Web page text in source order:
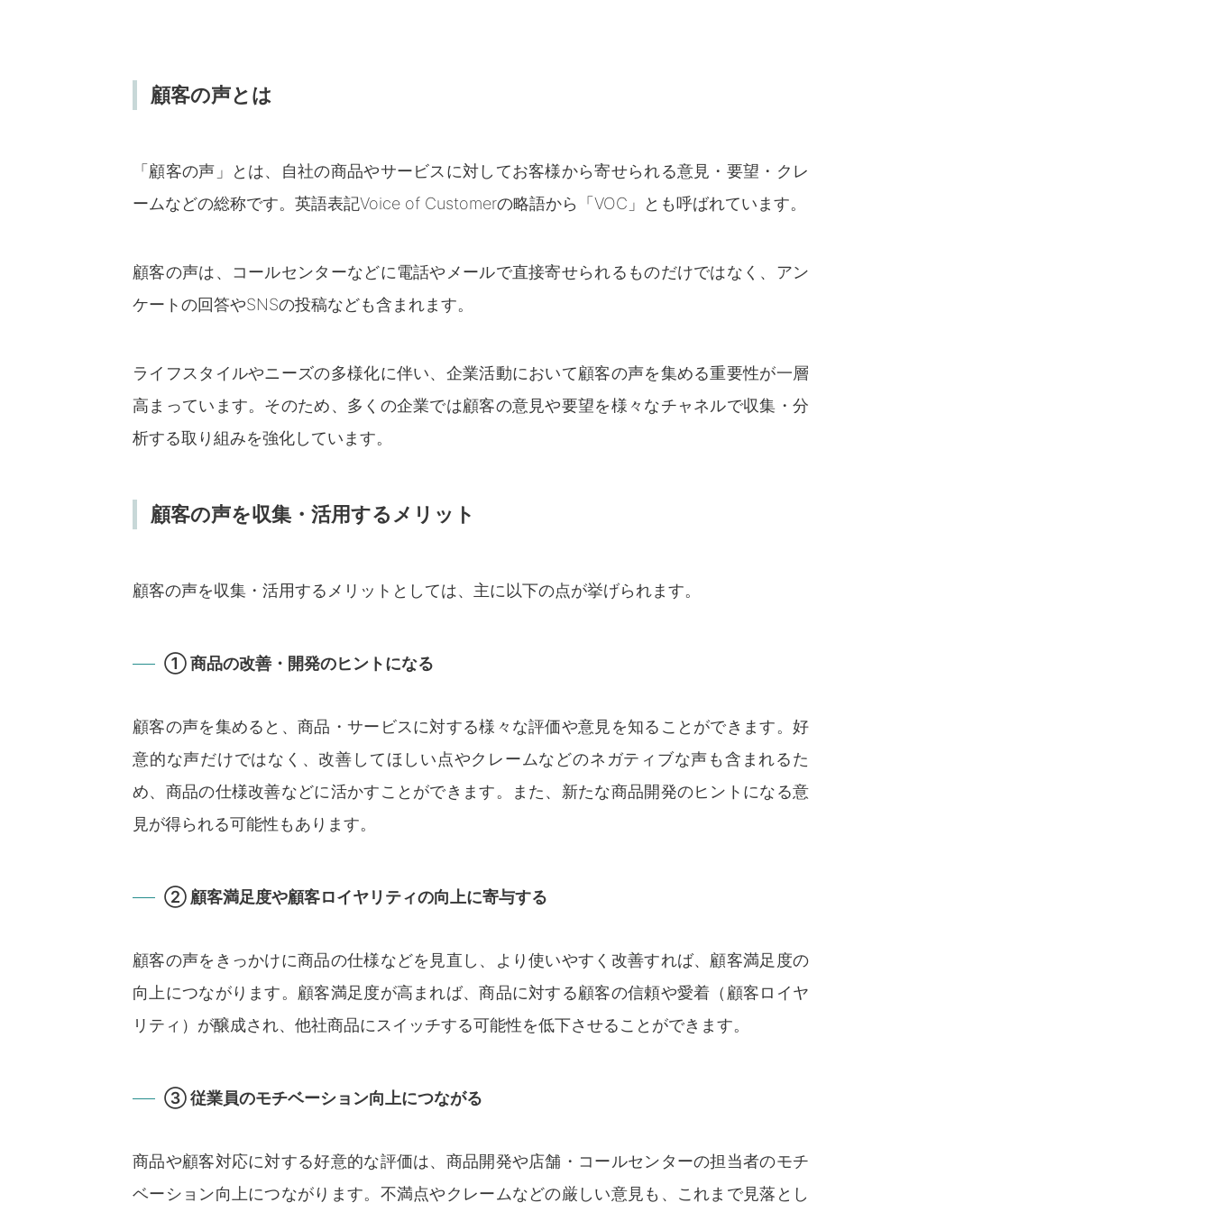
顧客の声とは
「顧客の声」とは、自社の商品やサービスに対してお客様から寄せられる意見・要望・クレ
ームなどの総称です。英語表記Voice of Customerの略語から「VOC」とも呼ばれています。
顧客の声は、コールセンターなどに電話やメールで直接寄せられるものだけではなく、アン
ケートの回答やSNSの投稿なども含まれます。
ライフスタイルやニーズの多様化に伴い、企業活動において顧客の声を集める重要性が一層
高まっています。そのため、多くの企業では顧客の意見や要望を様々なチャネルで収集・分
析する取り組みを強化しています。
顧客の声を収集・活用するメリット
顧客の声を収集・活用するメリットとしては、主に以下の点が挙げられます。
① 商品の改善・開発のヒントになる
顧客の声を集めると、商品・サービスに対する様々な評価や意見を知ることができます。好
意的な声だけではなく、改善してほしい点やクレームなどのネガティブな声も含まれるた
め、商品の仕様改善などに活かすことができます。また、新たな商品開発のヒントになる意
見が得られる可能性もあります。
② 顧客満足度や顧客ロイヤリティの向上に寄与する
顧客の声をきっかけに商品の仕様などを見直し、より使いやすく改善すれば、顧客満足度の
向上につながります。顧客満足度が高まれば、商品に対する顧客の信頼や愛着（顧客ロイヤ
リティ）が醸成され、他社商品にスイッチする可能性を低下させることができます。
③ 従業員のモチベーション向上につながる
商品や顧客対応に対する好意的な評価は、商品開発や店舗・コールセンターの担当者のモチ
ベーション向上につながります。不満点やクレームなどの厳しい意見も、これまで見落とし